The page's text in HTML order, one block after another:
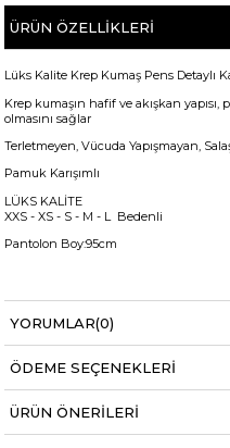
ÜRÜN ÖZELLIKLERI
Lüks Kalite Krep Kumaş Pens Detaylı
Krep kumaşın hafif ve akışkan
olmasını sağlar
Terletmeyen, Vücuda Yapışmayan,
Pamuk Karışımlı
LÜKS KALİTE
XXS - XS - S - M - L Bedenli
Pantolon Boy:95cm
+
Manken ölçüleri ise;
Mankenimiz S beden giymiştir
Bel 66 cm
Baldır 54 cm
Kalça 90 cm
YORUMLAR(0)
ÖDEME SEÇENEKLERI
ÜRÜN ÖNERILERI